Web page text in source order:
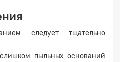
следует тщательно
пыльных оснований